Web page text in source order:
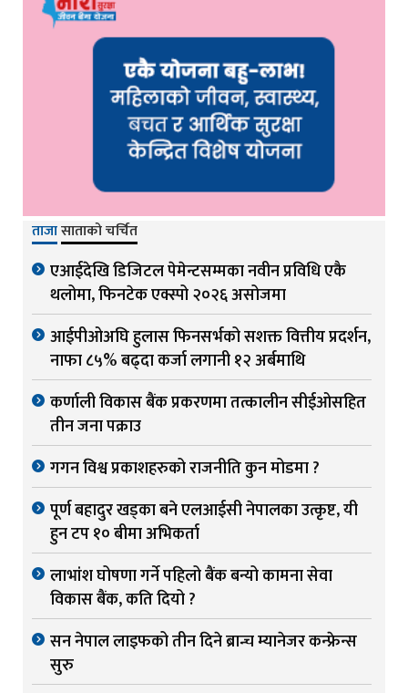
ताजासाताको चर्चित
एआईदेखि डिजिटल पेमेन्टसम्मका नवीन प्रविधि एकै
थलोमा, फिनटेक एक्स्पो २०२६ असोजमा
आईपीओअघि हुलास फिनसर्भको सशक्त वित्तीय प्रदर्शन,
नाफा ८५% बढ्दा कर्जा लगानी १२ अर्बमाथि
कर्णाली विकास बैंक प्रकरणमा तत्कालीन सीईओसहित
तीन जना पक्राउ
गगन विश्व प्रकाशहरुको राजनीति कुन मोडमा ?
पूर्ण बहादुर खड्का बने एलआईसी नेपालका उत्कृष्ट, यी
हुन टप १० बीमा अभिकर्ता
लाभांश घोषणा गर्ने पहिलो बैंक बन्यो कामना सेवा
विकास बैंक, कति दियो ?
सन नेपाल लाइफको तीन दिने ब्रान्च म्यानेजर कन्फ्रेन्स
सुरु